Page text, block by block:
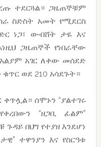
ተደርጓል። ጋዜጠኞቹም
ስድስት አመት የሚደርስ
ነጋ፣ ውብሸት ታዬ እና
ጋዜጠኞች የነበራቸው
አገር ለቀው መሰደድ
ወደ 210 አሳደጉት።
ሰሞኑን “ያልተገሩ
“ዘጋቢ ፊልም”
በህግ የተያዘ እንደሆነ
ተዋንያን እና የስርዓቱ